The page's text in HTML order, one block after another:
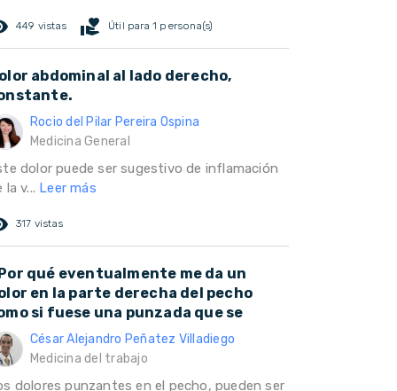
449 vistas volunteer_activism Útil para 1 persona(s)
abdominal al lado derecho,
Rocio del Pilar Pereira Ospina
Medicina General
dolor puede ser sugestivo de inflamación
la v... Leer más
317 vistas
qué eventualmente me da un
en la parte derecha del pecho
si fuese una punzada que se
César Alejandro Peñatez Villadiego
Medicina del trabajo
dolores punzantes en el pecho, pueden ser